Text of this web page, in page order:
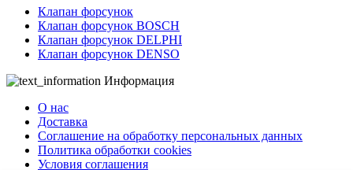
Клапан форсунок
Клапан форсунок BOSCH
Клапан форсунок DELPHI
Клапан форсунок DENSO
Информация
О нас
Доставка
Соглашение на обработку персональных данных
Политика обработки cookies
Условия соглашения